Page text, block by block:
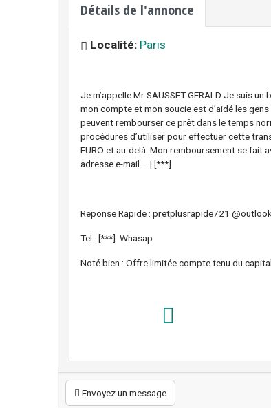
Détails de l'annonce
Localité: Paris
Je m’appelle Mr SAUSSET GERALD Je suis
mon compte et mon soucie est d’aidé les
peuvent rembourser ce prêt dans le temps
procédures d’utiliser pour effectuer cette
EURO et au-delà. Mon remboursement se fait
adresse e-mail – | [***]
Reponse Rapide : pretplusrapide721
Tel : [***] Whasap
Noté bien : Offre limitée compte tenu du
Envoyez un message